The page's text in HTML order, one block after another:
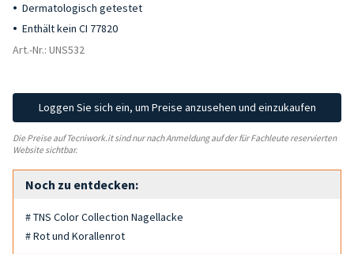
Dermatologisch getestet
Enthält kein CI 77820
Art.-Nr.: UNS532
Loggen Sie sich ein, um Preise anzusehen und einzukaufen
Die Preise auf Tecniwork.it sind nur nach Anmeldung auf der für Fachleute reservierten
Website sichtbar.
Noch zu entdecken:
# TNS Color Collection Nagellacke
# Rot und Korallenrot